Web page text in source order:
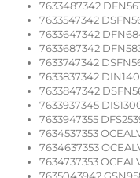
7633487342
7633547342
7633647342
7633687342
7633747342
7633837342
7633847342
7633937345
7633947355
7634537353
7634637353
7634737353